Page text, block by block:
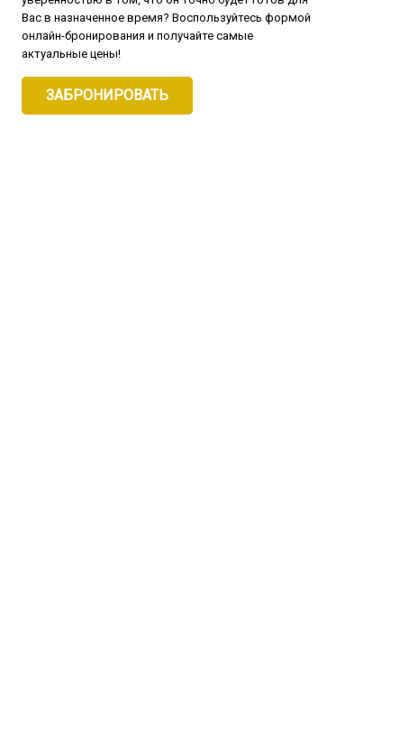
Вас в назначенное время? Воспользуйтесь формой
онлайн-бронирования и получайте самые
актуальные цены!
ЗАБРОНИРОВАТЬ